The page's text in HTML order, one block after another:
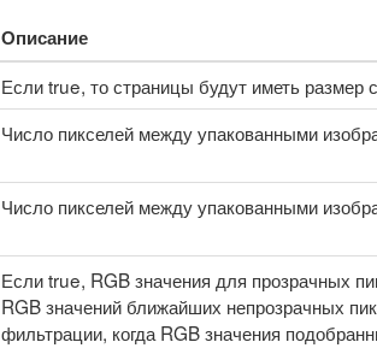
Описание
Если true, то страницы будут иметь размер
Число пикселей между упакованными
Число пикселей между упакованными
Если true, RGB значения для прозрачных
RGB значений ближайших непрозрачных
фильтрации, когда RGB значения